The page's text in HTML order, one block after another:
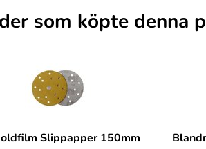
som köpte denna
Slippapper 150mm